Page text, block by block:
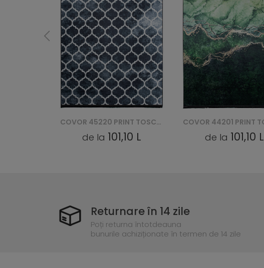
COVOR 44201 PRINT TOSCANA
de la 101,10 L de la 101,10 L
Returnare în 14 zile
Poți returna întotdeauna
bunurile achiziționate în termen de 14 zile